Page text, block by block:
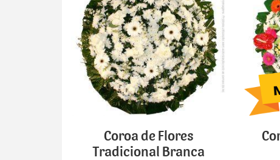
Coroa de Flores
Tradicional Branca